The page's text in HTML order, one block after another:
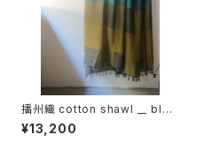
播州織 cotton shawl __ bloc
k 220-120 秋水GK
¥13,200